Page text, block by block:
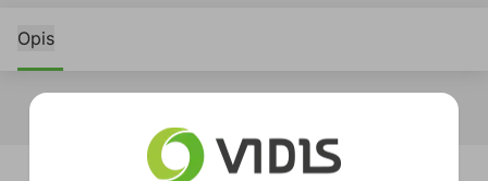
Opis